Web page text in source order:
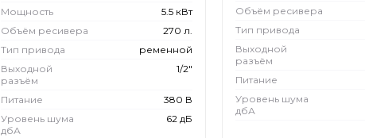
Мощность
5.5 кВт
Объём ресивера
270 л.
Тип привода
ременной
Выходной
разъём
1/2"
Питание
380 В
Уровень шума
дбА
62 дБ
Объём ресивера
Тип привода
Выходной
разъём
Питание
Уровень шума
дбА